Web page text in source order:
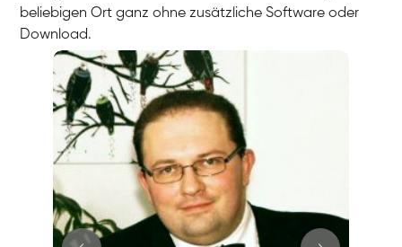
beliebigen Ort ganz ohne zusätzliche Software oder
Download.